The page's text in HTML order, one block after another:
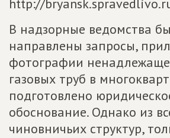
http://
В надзорные ведомства
направлены запросы,
фотографии
газовых труб в
подготовлено
обоснование. Однако из
чиновничьих структур,